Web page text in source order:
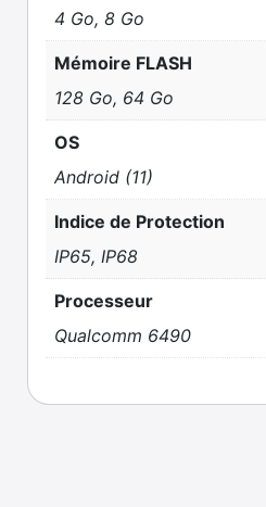
4 Go, 8 Go
Mémoire FLASH
128 Go, 64 Go
OS
Android (11)
Indice de Protection
IP65, IP68
Processeur
Qualcomm 6490